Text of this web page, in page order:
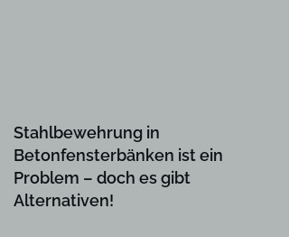
Stahlbewehrung in
Betonfensterbänken ist ein
Problem – doch es gibt
Alternativen!